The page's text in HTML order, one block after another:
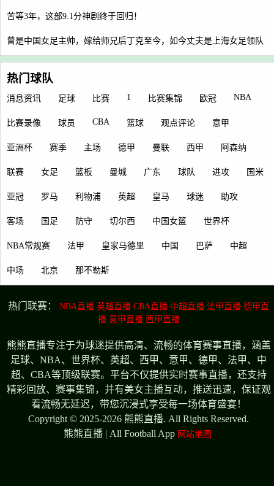
苦等3年，这部9.1分神剧终于回归！
曾是中国女足主帅，嫁给师兄后丁克至今，如今丈夫是上海女足领队
热门球队
消息资讯 足球 比赛 1 比赛集锦 欧冠 NBA
比赛录像 球员 CBA 篮球 观点评论 意甲
亚洲杯 赛季 主场 德甲 曼联 西甲 阿森纳
联赛 女足 篮板 曼城 广东 球队 进攻 国米
亚冠 罗马 利物浦 英超 皇马 球迷 助攻
客场 国足 防守 切尔西 中国女篮 世界杯
NBA常规赛 法甲 皇家马德里 中国 巴萨 中超
中场 北京 那不勒斯
热门联赛： NBA直播 英超直播 CBA直播 中超直播 法甲直播 德甲直
播 意甲直播 西甲直播
熊熊直播专注于为球迷提供高清、流畅的体育赛事直播，涵盖
足球、NBA、世界杯、英超、西甲、意甲、德甲、法甲、中
超、CBA等顶级联赛。平台不仅提供实时赛事直播，还支持
精彩回放、赛事集锦，并有美女主播互动，推送迅速，保证观
看流畅无延迟，带您沉浸式享受每一场体育盛宴！
Copyright © 2025-2026 熊熊直播. All Rights Reserved.
熊熊直播 | All Football App 网站地图